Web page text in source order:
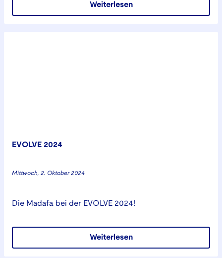
Weiterlesen
EVOLVE 2024
Mittwoch, 2. Oktober 2024
Die Madafa bei der EVOLVE 2024!
Weiterlesen